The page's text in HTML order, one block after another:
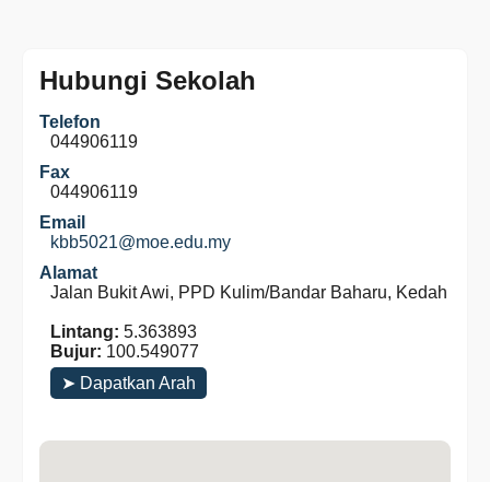
Hubungi Sekolah
Telefon
044906119
Fax
044906119
Email
kbb5021@moe.edu.my
Alamat
Jalan Bukit Awi, PPD Kulim/Bandar Baharu, Kedah
Lintang: 5.363893
Bujur: 100.549077
➤ Dapatkan Arah